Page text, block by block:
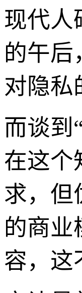
现代人
的午后
对隐私
而谈到
在这个
求，但
的商业
容，这